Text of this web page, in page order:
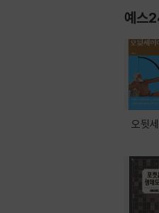
예스
오뒷